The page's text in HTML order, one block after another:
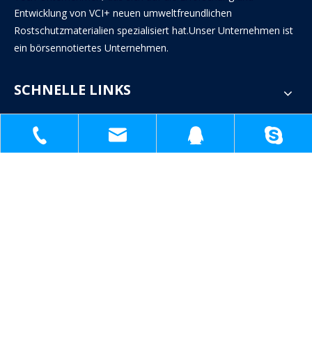
Entwicklung von VCI+ neuen umweltfreundlichen
Rostschutzmaterialien spezialisiert hat.Unser Unternehmen ist
ein börsennotiertes Unternehmen.
SCHNELLE LINKS
KONTAKTIERE UNS